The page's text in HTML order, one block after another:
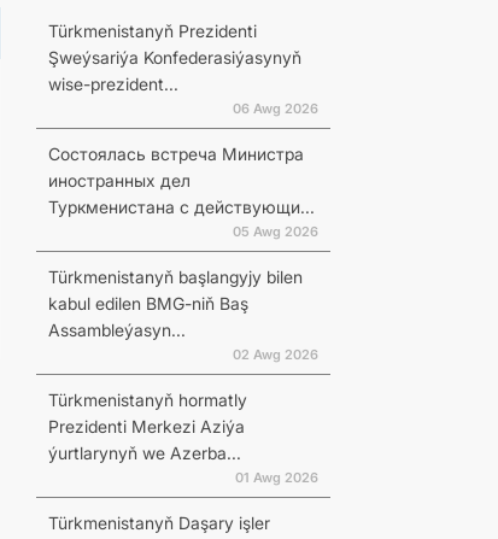
Türkmenistanyň Prezidenti
Şweýsariýa Konfederasiýasynyň
wise-prezident...
06 Awg 2026
Состоялась встреча Министра
иностранных дел
Туркменистана с действующи...
05 Awg 2026
Türkmenistanyň başlangyjy bilen
kabul edilen BMG-niň Baş
Assambleýasyn...
02 Awg 2026
Türkmenistanyň hormatly
Prezidenti Merkezi Aziýa
ýurtlarynyň we Azerba...
01 Awg 2026
Türkmenistanyň Daşary işler